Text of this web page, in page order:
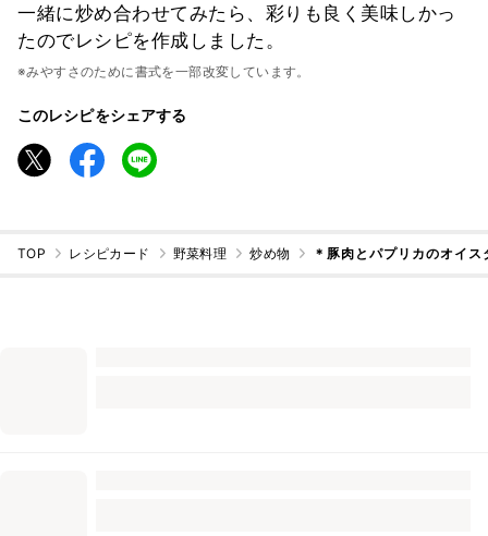
一緒に炒め合わせてみたら、彩りも良く美味しかっ
たのでレシピを作成しました。
※みやすさのために書式を一部改変しています。
このレシピをシェアする
TOP レシピカード 野菜料理 炒め物 ＊豚肉とパプリカのオイ